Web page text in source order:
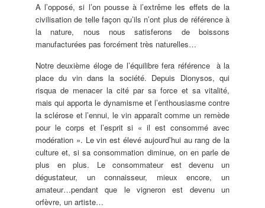
A l’opposé, si l’on pousse à l’extrême les effets de la
civilisation de telle façon qu’ils n’ont plus de référence à
la nature, nous nous satisferons de boissons
manufacturées pas forcément très naturelles…
Notre deuxième éloge de l’équilibre fera référence à la
place du vin dans la société. Depuis Dionysos, qui
risqua de menacer la cité par sa force et sa vitalité,
mais qui apporta le dynamisme et l’enthousiasme contre
la sclérose et l’ennui, le vin apparaît comme un remède
pour le corps et l’esprit si « il est consommé avec
modération ». Le vin est élevé aujourd’hui au rang de la
culture et, si sa consommation diminue, on en parle de
plus en plus. Le consommateur est devenu un
dégustateur, un connaisseur, mieux encore, un
amateur…pendant que le vigneron est devenu un
orfèvre, un artiste…